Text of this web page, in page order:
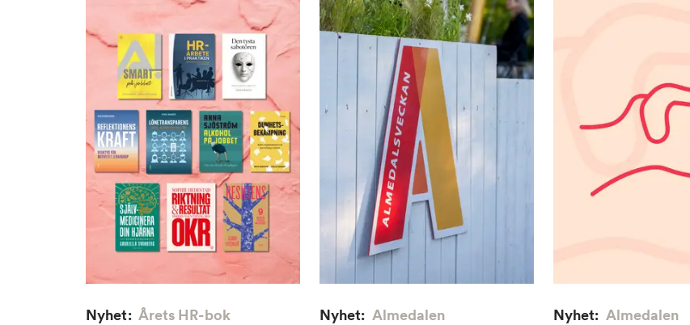
Nyhet: Årets HR-bok Nyhet: Almedalen Nyhet: Almedalen